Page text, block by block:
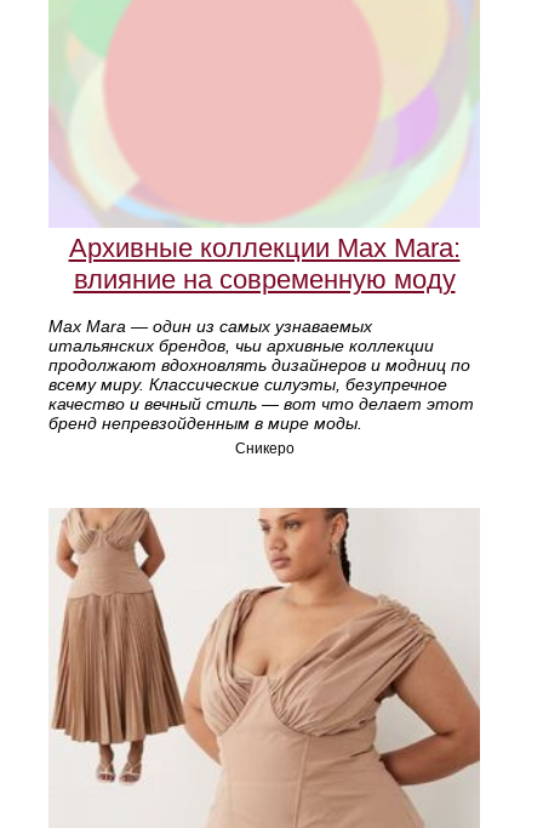
Архивные коллекции Max Mara:
влияние на современную моду
Max Mara — один из самых узнаваемых
итальянских брендов, чьи архивные коллекции
продолжают вдохновлять дизайнеров и модниц по
всему миру. Классические силуэты, безупречное
качество и вечный стиль — вот что делает этот
бренд непревзойденным в мире моды.
Сникеро